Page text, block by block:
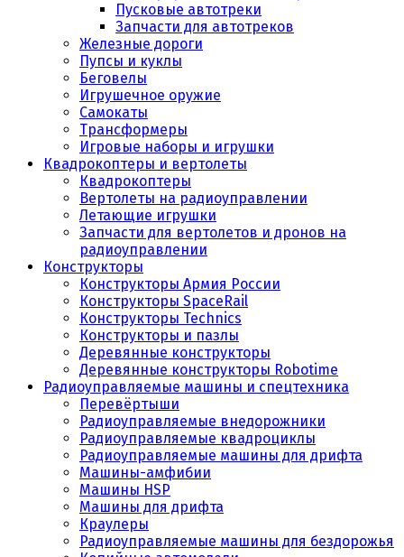
Пусковые автотреки
Запчасти для автотреков
Железные дороги
Пупсы и куклы
Беговелы
Игрушечное оружие
Самокаты
Трансформеры
Игровые наборы и игрушки
Квадрокоптеры и вертолеты
Квадрокоптеры
Вертолеты на радиоуправлении
Летающие игрушки
Запчасти для вертолетов и дронов на
радиоуправлении
Конструкторы
Конструкторы Армия России
Конструкторы SpaceRail
Конструкторы Technics
Конструкторы и пазлы
Деревянные конструкторы
Деревянные конструкторы Robotime
Радиоуправляемые машины и спецтехника
Перевёртыши
Радиоуправляемые внедорожники
Радиоуправляемые квадроциклы
Радиоуправляемые машины для дрифта
Машины-амфибии
Машины HSP
Машины для дрифта
Краулеры
Радиоуправляемые машины для бездорожья